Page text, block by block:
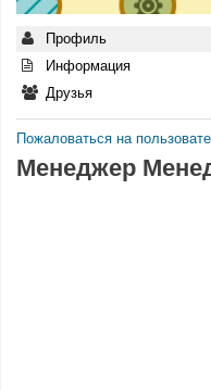
Профиль
Информация
Друзья
Пожаловаться на
Менеджер